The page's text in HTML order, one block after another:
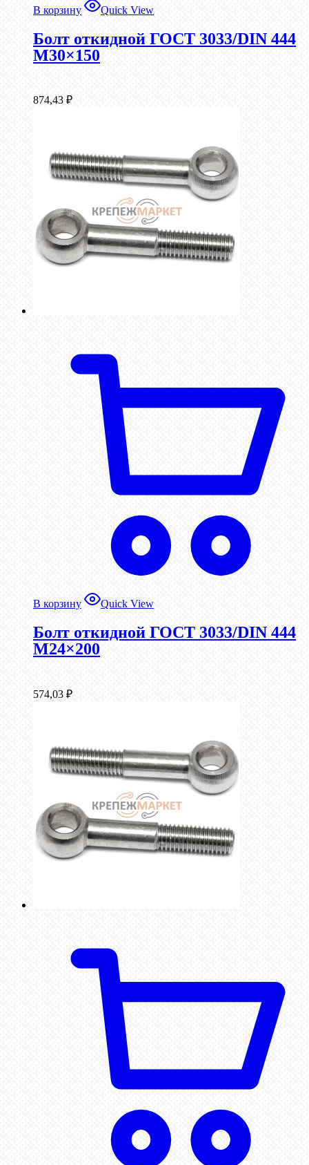
В корзину Quick View
Болт откидной ГОСТ 3033/DIN 444
М30×150
874,43 ₽
В корзину Quick View
Болт откидной ГОСТ 3033/DIN 444
М24×200
574,03 ₽